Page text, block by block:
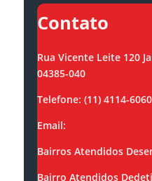
Contato
Rua Vicente Leite 120
04385-040
Telefone: (11) 4114-6060
Email:
Bairros Atendidos
Bairro Atendidos